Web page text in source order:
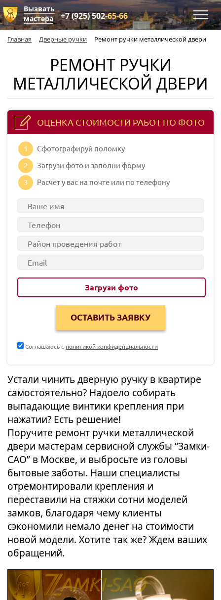
Вызвать
мастера
+7 (925) 502-65-66
Главная Дверные ручки Ремонт ручки металлической двери
РЕМОНТ РУЧКИ
МЕТАЛЛИЧЕСКОЙ ДВЕРИ
Устали чинить дверную ручку в квартире
самостоятельно? Надоело собирать
выпадающие винтики крепления при
нажатии? Есть решение!
Поручите ремонт ручки металлической
двери мастерам сервисной службы “Замки-
САО” в Москве, и выбросьте из головы
бытовые заботы. Наши специалисты
отремонтировали крепления и
переставили на стяжки сотни моделей
замков, благодаря чему клиенты
сэкономили немало денег на стоимости
новой модели. Хотите так же? Ждем ваших
обращений.
ОЦЕНКА СТОИМОСТИ РАБОТ ПО ФОТО
1
Сфотографируй поломку
2
Загрузи фото и заполни форму
3
Расчет у вас на почте или по телефону
Загрузи фото
Соглашаюсь с политикой конфиденциальности